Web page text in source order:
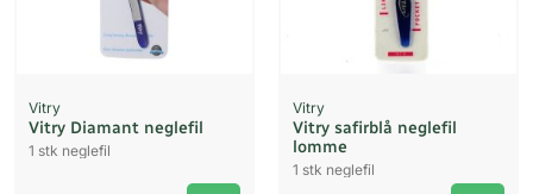
Vitry
Vitry Diamant neglefil
1 stk neglefil
Vitry
Vitry safirblå neglefil
lomme
1 stk neglefil